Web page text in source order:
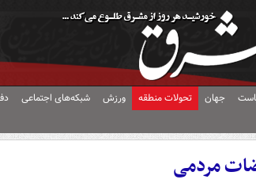
جهان تحولات منطقه ورزش شبکه‌های اجتماعی
مردمی